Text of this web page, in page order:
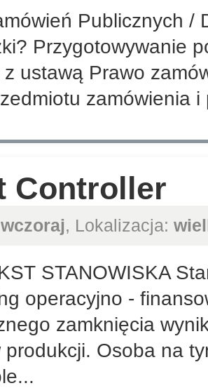
Publicznych /
Przygotowywanie
ustawą Prawo
zamówienia
Controller
wczoraj, Lokalizacja:
STANOWISKA
operacyjno -
zamknięcia
produkcji. Osoba na